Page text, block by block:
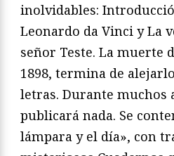
inolvidables:
Leonardo da Vinci yLa
señor Teste. La muerte
1898, termina de
letras. Durante muchos
publicará nada. Se
lámpara y el día», con